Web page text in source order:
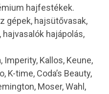
hajfestékek.
gépek, hajsütővasak,
hajápolás,
Imperity, Kallos, Keune,
K-time, Coda’s Beauty,
Moser, Wahl,